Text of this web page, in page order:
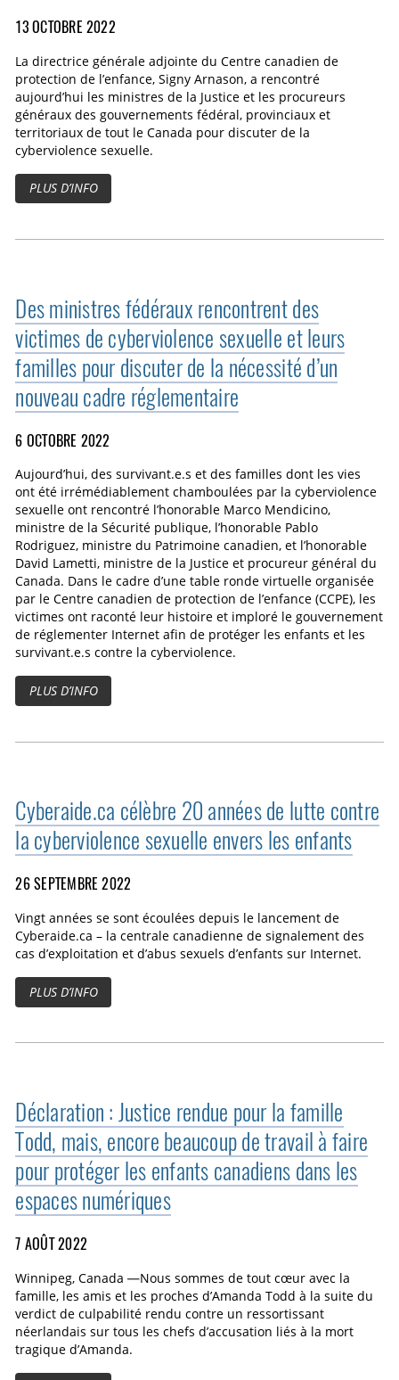
13 OCTOBRE 2022
La directrice générale adjointe du Centre canadien de
protection de l’enfance, Signy Arnason, a rencontré
aujourd’hui les ministres de la Justice et les procureurs
généraux des gouvernements fédéral, provinciaux et
territoriaux de tout le Canada pour discuter de la
cyberviolence sexuelle.
PLUS D’INFO
Des ministres fédéraux rencontrent des
victimes de cyberviolence sexuelle et leurs
familles pour discuter de la nécessité d’un
nouveau cadre réglementaire
6 OCTOBRE 2022
Aujourd’hui, des survivant.e.s et des familles dont les vies
ont été irrémédiablement chamboulées par la cyberviolence
sexuelle ont rencontré l’honorable Marco Mendicino,
ministre de la Sécurité publique, l’honorable Pablo
Rodriguez, ministre du Patrimoine canadien, et l’honorable
David Lametti, ministre de la Justice et procureur général du
Canada. Dans le cadre d’une table ronde virtuelle organisée
par le Centre canadien de protection de l’enfance (CCPE), les
victimes ont raconté leur histoire et imploré le gouvernement
de réglementer Internet afin de protéger les enfants et les
survivant.e.s contre la cyberviolence.
PLUS D’INFO
Cyberaide.ca célèbre 20 années de lutte contre
la cyberviolence sexuelle envers les enfants
26 SEPTEMBRE 2022
Vingt années se sont écoulées depuis le lancement de
Cyberaide.ca – la centrale canadienne de signalement des
cas d’exploitation et d’abus sexuels d’enfants sur Internet.
PLUS D’INFO
Déclaration : Justice rendue pour la famille
Todd, mais, encore beaucoup de travail à faire
pour protéger les enfants canadiens dans les
espaces numériques
7 AOÛT 2022
Winnipeg, Canada —Nous sommes de tout cœur avec la
famille, les amis et les proches d’Amanda Todd à la suite du
verdict de culpabilité rendu contre un ressortissant
néerlandais sur tous les chefs d’accusation liés à la mort
tragique d’Amanda.